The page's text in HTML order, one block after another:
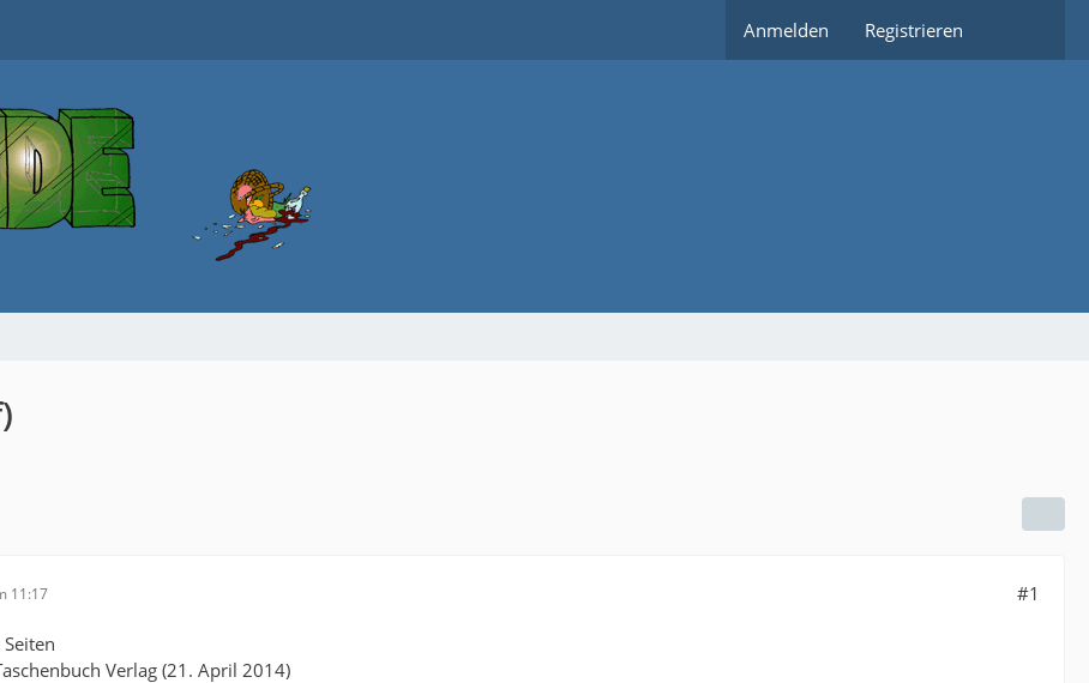
Anmelden Registrieren
11:17 #1
Verlag (21. April 2014)